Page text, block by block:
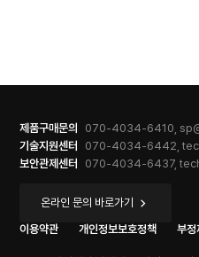
이용약관 개인정보보호정책 부정
제품구매문의
070-4034-6410,
기술지원센터
070-4034-6442,
보안관제센터
070-4034-6437,
온라인 문의 바로가기